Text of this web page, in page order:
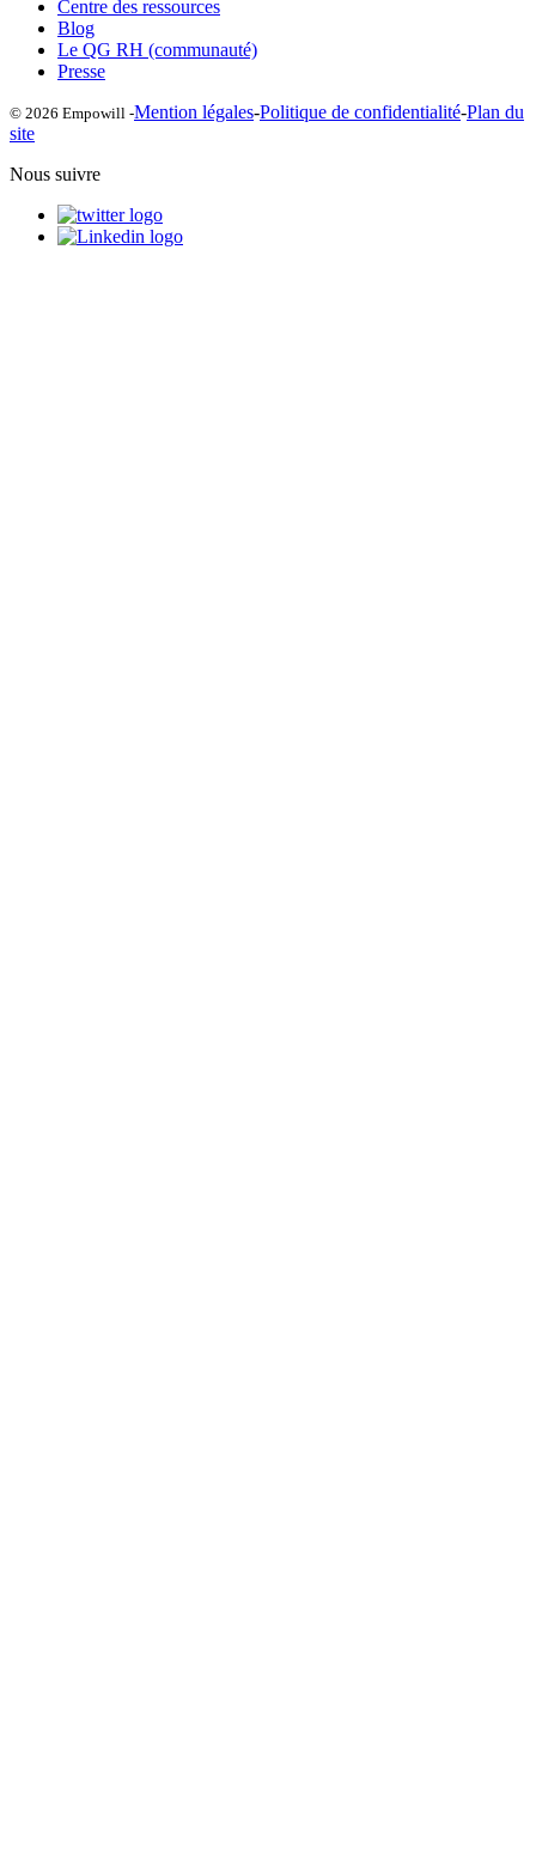
Centre des ressources
Blog
Le QG RH (communauté)
Presse
© 2026 Empowill -Mention légales-Politique de confidentialité-Plan du
site
Nous suivre